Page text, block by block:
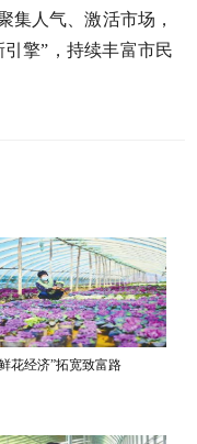
集人气、激活市场，
擎”，持续丰富市民
花经济”拓宽致富路